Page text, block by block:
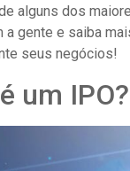
alguns dos
a gente e saiba
seus negócios!
um IPO?